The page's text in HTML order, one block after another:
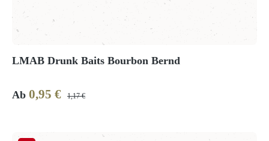
LMAB Drunk Baits Bourbon Bernd
Verkaufspreis:
Ab 0,95 € Regulärer Preis:
1,17 €